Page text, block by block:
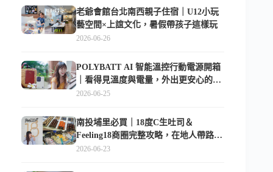
老爺會館台北南西親子住宿｜U12小玩
藝空間×上誼文化，暑假帶孩子這樣玩
2026-06-26
POLYBATT AI 智能溫控行動電源開箱
｜看得見溫度與電量，外出更安心的
10000mAh 行動電源
2026-06-25
南投埔里必買｜18度C生吐司＆
Feeling18商圈完整攻略，在地人帶路這
樣逛
2026-06-23